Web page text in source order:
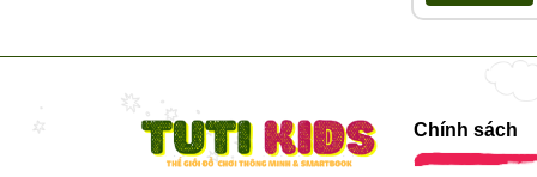
Chính sách